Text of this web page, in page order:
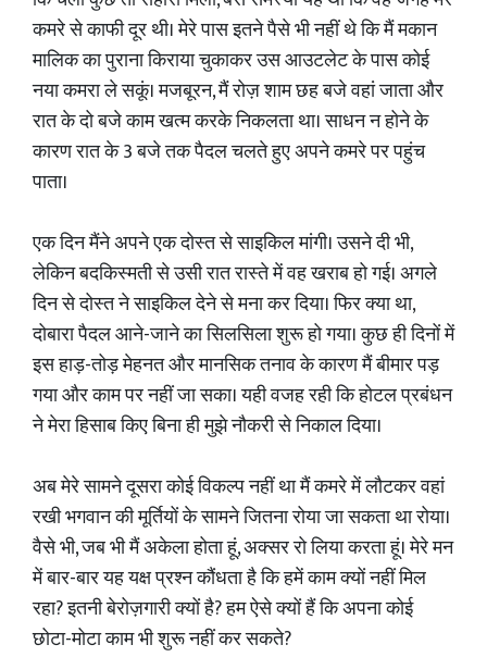
कमरे से काफी दूर थी। मेरे पास इतने पैसे भी नहीं थे कि मैं मकान
मालिक का पुराना किराया चुकाकर उस आउटलेट के पास कोई
नया कमरा ले सकूं। मजबूरन, मैं रोज़ शाम छह बजे वहां जाता और
रात के दो बजे काम खत्म करके निकलता था। साधन न होने के
कारण रात के 3 बजे तक पैदल चलते हुए अपने कमरे पर पहुंच
पाता।
एक दिन मैंने अपने एक दोस्त से साइकिल मांगी। उसने दी भी,
लेकिन बदकिस्मती से उसी रात रास्ते में वह खराब हो गई। अगले
दिन से दोस्त ने साइकिल देने से मना कर दिया। फिर क्या था,
दोबारा पैदल आने-जाने का सिलसिला शुरू हो गया। कुछ ही दिनों में
इस हाड़-तोड़ मेहनत और मानसिक तनाव के कारण मैं बीमार पड़
गया और काम पर नहीं जा सका। यही वजह रही कि होटल प्रबंधन
ने मेरा हिसाब किए बिना ही मुझे नौकरी से निकाल दिया।
अब मेरे सामने दूसरा कोई विकल्प नहीं था मैं कमरे में लौटकर वहां
रखी भगवान की मूर्तियों के सामने जितना रोया जा सकता था रोया।
वैसे भी, जब भी मैं अकेला होता हूं, अक्सर रो लिया करता हूं। मेरे मन
में बार-बार यह यक्ष प्रश्न कौंधता है कि हमें काम क्यों नहीं मिल
रहा? इतनी बेरोज़गारी क्यों है? हम ऐसे क्यों हैं कि अपना कोई
छोटा-मोटा काम भी शुरू नहीं कर सकते?